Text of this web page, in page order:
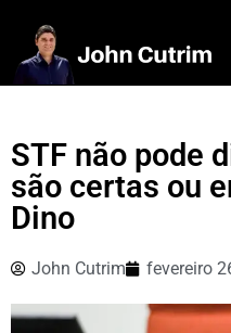
STF não pode
são certas ou
Dino
John Cutrim fevereiro